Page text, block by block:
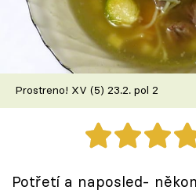
Škola vaření
Recepty z TV
Speciál: Cuketa
Těhotnej kuchař
Prostreno! XV (5) 23.2. pol 2
Potřetí a naposled-